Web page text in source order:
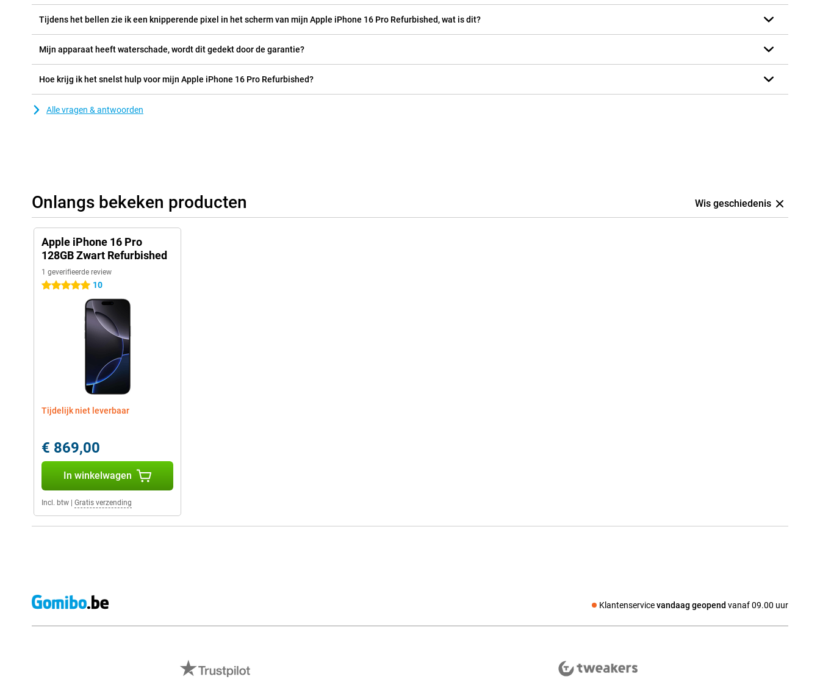
Tijdens het bellen zie ik een knipperende pixel in het scherm van mijn Apple iPhone 16 Pro Refurbished, wat is dit?
Mijn apparaat heeft waterschade, wordt dit gedekt door de garantie?
Hoe krijg ik het snelst hulp voor mijn Apple iPhone 16 Pro Refurbished?
Alle vragen & antwoorden
Onlangs bekeken producten Wis geschiedenis
Apple iPhone 16 Pro
128GB Zwart Refurbished
1 geverifieerde review
5 sterren 10
Tijdelijk niet leverbaar
€ 869,00
In winkelwagen
Incl. btw Gratis verzending
Klantenservicevandaag geopend vanaf 09.00 uur
Social media